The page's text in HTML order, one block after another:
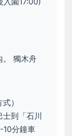
。 獨木舟
）
到「石川
10分鐘車